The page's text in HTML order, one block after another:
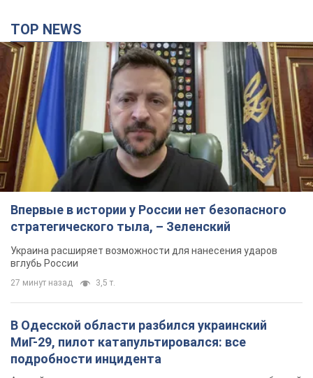
TOP NEWS
Впервые в истории у России нет безопасного
стратегического тыла, – Зеленский
Украина расширяет возможности для нанесения ударов
вглубь России
27 минут назад 3,5 т.
В Одесской области разбился украинский
МиГ-29, пилот катапультировался: все
подробности инцидента